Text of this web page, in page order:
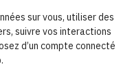
sur vous, utiliser des
suivre vos interactions
d’un compte connecté